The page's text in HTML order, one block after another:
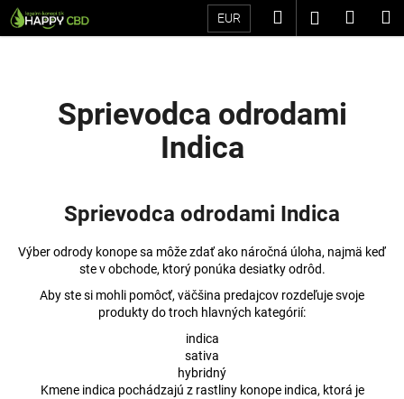
Prejsť
na
EUR Hľadať
Sprievodca odrodami
Indica
Sprievodca odrodami Indica
Výber odrody konope sa môže zdať ako náročná úloha, najmä keď
ste v obchode, ktorý ponúka desiatky odrôd.
Aby ste si mohli pomôcť, väčšina predajcov rozdeľuje svoje
produkty do troch hlavných kategórií:
indica
sativa
hybridný
Kmene indica pochádzajú z rastliny konope indica, ktorá je
K
o
e
b